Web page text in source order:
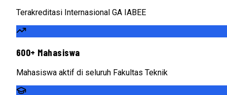
Terakreditasi Internasional GA IABEE
600+ Mahasiswa
Mahasiswa aktif di seluruh Fakultas Teknik